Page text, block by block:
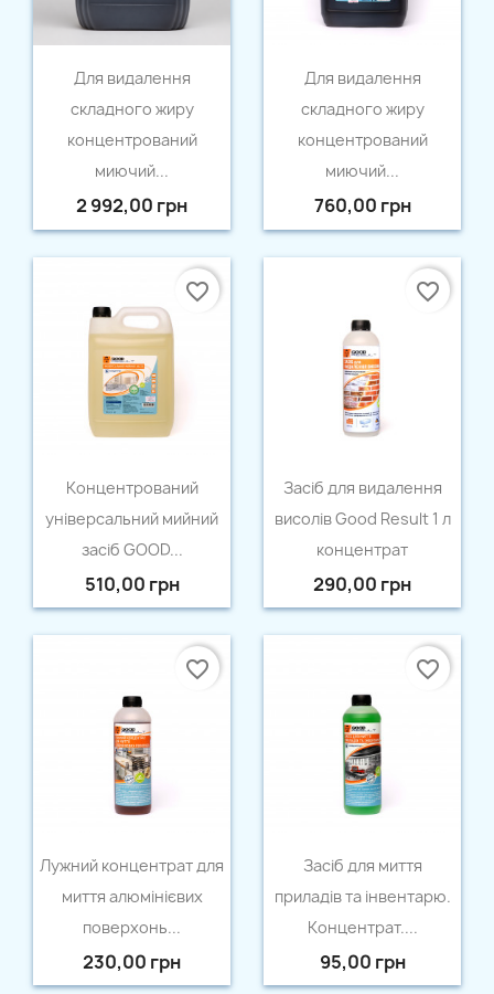
Швидкий перегляд
Для видалення
складного жиру
концентрований
миючий...
2 992,00 грн
Швидкий перегляд
Для видалення
складного жиру
концентрований
миючий...
760,00 грн
Швидкий перегляд
Концентрований
універсальний мийний
засіб GOOD...
510,00 грн
favorite_border
Швидкий перегляд
Засіб для видалення
висолів Good Result 1 л
концентрат
290,00 грн
favorite_border
 Швидкий перегляд
Лужний концентрат для
миття алюмінієвих
поверхонь...
230,00 грн
favorite_border
Швидкий перегляд
Засіб для миття
приладів та інвентарю.
Концентрат....
95,00 грн
favorite_border